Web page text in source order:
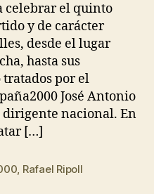
celebrar el quinto
y de carácter
desde el lugar
hasta sus
por el
José Antonio
dirigente nacional. En
[…]
, Rafael Ripoll